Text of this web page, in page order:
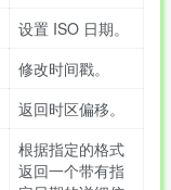
设置 ISO 日期。
修改时间戳。
返回时区偏移。
根据指定的格式
返回一个带有指